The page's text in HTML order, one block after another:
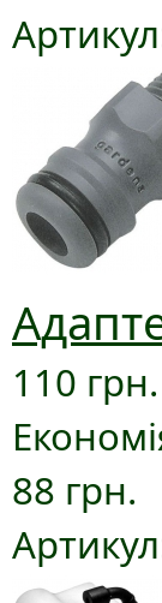
110 грн.
88 грн.